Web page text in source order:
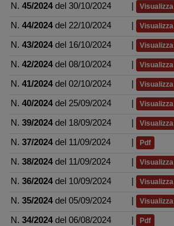
N. 45/2024del 30/10/2024 Visualizza
N. 44/2024del 22/10/2024 Visualizza
N. 43/2024del 16/10/2024 Visualizza
N. 42/2024del 08/10/2024 Visualizza
N. 41/2024del 02/10/2024 Visualizza
N. 40/2024del 25/09/2024 Visualizza
N. 39/2024del 18/09/2024 Visualizza
N. 37/2024del 11/09/2024 Pdf
N. 38/2024del 11/09/2024 Visualizza
N. 36/2024del 10/09/2024 Visualizza
N. 35/2024del 05/09/2024 Visualizza
N. 34/2024del 06/08/2024 Pdf